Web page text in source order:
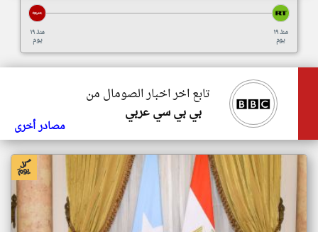
منذ ١٩
يوم
منذ ١٩
يوم
تابع اخر اخبار الصومال من
بي بي سي عربي
مصادر أخرى